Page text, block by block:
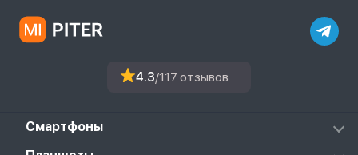
4.3/117 отзывов
Смартфоны